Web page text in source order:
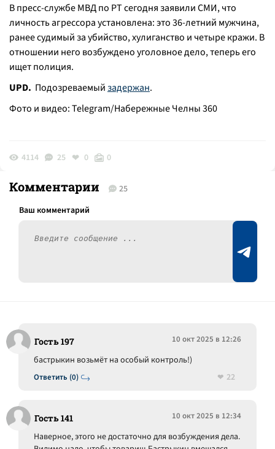
В пресс-службе МВД по РТ сегодня заявили СМИ, что
личность агрессора установлена: это 36-летний мужчина,
ранее судимый за убийство, хулиганство и четыре кражи. В
отношении него возбуждено уголовное дело, теперь его
ищет полиция.
UPD. Подозреваемыйзадержан.
Фото и видео: Telegram/Набережные Челны 360
4114 25 0 0
Комментарии 25
Гость 197 10 окт 2025 в 12:26
Ответить (0)
бастрыкин возьмёт на особый контроль!)
22
Гость 141 10 окт 2025 в 12:34
Наверное, этого не достаточно для возбуждения дела.